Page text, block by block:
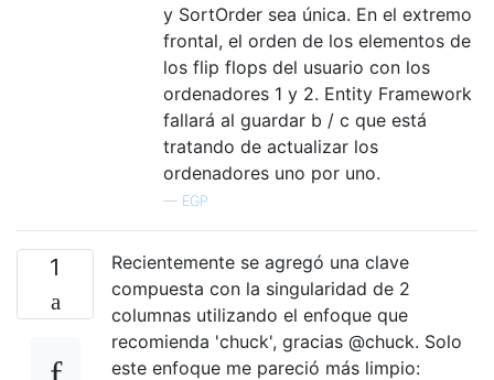
y SortOrder sea única. En el extremo
frontal, el orden de los elementos de
los flip flops del usuario con los
ordenadores 1 y 2. Entity Framework
fallará al guardar b / c que está
tratando de actualizar los
ordenadores uno por uno.
— EGP
1
Recientemente se agregó una clave
compuesta con la singularidad de 2
columnas utilizando el enfoque que
recomienda 'chuck', gracias @chuck. Solo
este enfoque me pareció más limpio: